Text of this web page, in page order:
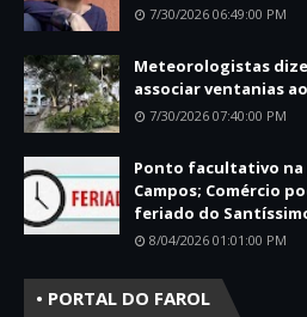
7/30/2026 06:49:00 PM
Meteorologistas
associar ventanias
7/30/2026 07:40:00 PM
Ponto facultativo na
Campos; Comércio
feriado do
8/04/2026 01:01:00 PM
• PORTAL DO FAROL